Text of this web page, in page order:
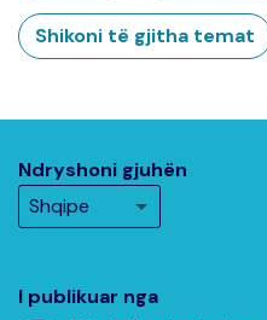
Shikoni të gjitha temat
I publikuar nga
Ndryshoni gjuhën